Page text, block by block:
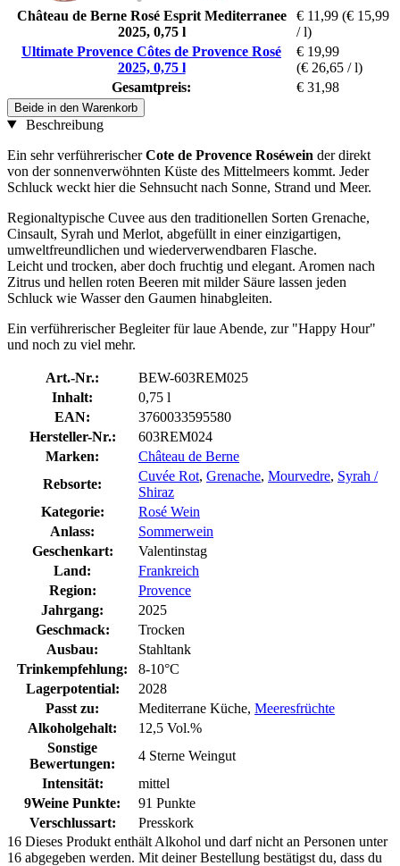
Château de Berne Rosé Esprit Mediterranee
2025, 0,75 l
€ 11,99 (€ 15,99
/ l)
Ultimate Provence Côtes de Provence Rosé
2025, 0,75 l
€ 19,99
(€ 26,65 / l)
Gesamtpreis:
€ 31,98
Beide in den Warenkorb
Beschreibung
Ein sehr verführerischerCote de Provence Roséwein der direkt
von der sonnenverwöhnten Küste des Mittelmeers kommt. Jeder
Schluck weckt hier die Sehnsucht nach Sonne, Strand und Meer.
Regionaltypische Cuvee aus den traditionellen Sorten Grenache,
Cinsault, Syrah und Merlot, abgefüllt in einer einzigartigen,
umweltfreundlichen und wiederverwendbaren Flasche.
Leicht und trocken, aber doch fruchtig und elegant. Aromen nach
Zitrus und hellen roten Beeren mit milder Säure lassen jeden
Schluck wie Wasser den Gaumen hinabgleiten.
Ein verführerischer Begleiter für laue Abende, zur "Happy Hour"
und noch zu viel mehr.
Art.-Nr.:
BEW-603REM025
Inhalt:
0,75 l
EAN:
3760033595580
Hersteller-Nr.:
603REM024
Marken:
Château de Berne
Rebsorte:
Cuvée Rot, Grenache, Mourvedre, Syrah /
Shiraz
Kategorie:
Rosé Wein
Anlass:
Sommerwein
Geschenkart:
Valentinstag
Land:
Frankreich
Region:
Provence
Jahrgang:
2025
Geschmack:
Trocken
Ausbau:
Stahltank
Trinkempfehlung:
8-10°C
Lagerpotential:
2028
Passt zu:
Mediterrane Küche, Meeresfrüchte
Alkoholgehalt:
12,5 Vol.%
Sonstige
Bewertungen:
4 Sterne Weingut
Intensität:
mittel
9Weine Punkte:
91 Punkte
Verschlussart:
Presskork
16 Dieses Produkt enthält Alkohol und darf nicht an Personen unter
16 abgegeben werden. Mit deiner Bestellung bestätigst du, dass du